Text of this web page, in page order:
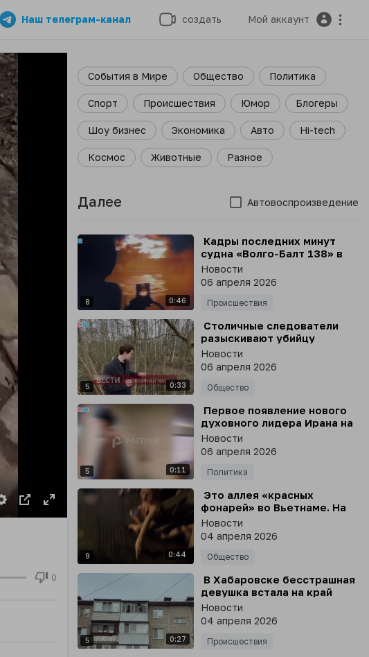
Наш телеграм-канал создать Мой аккаунт
fullscreen
События в Мире Общество Политика
Спорт Происшествия Юмор Блогеры
Шоу бизнес Экономика Авто Hi-tech
Космос Животные Разное
Далее Автовоспроизведение
8 0:46
⁣ Кадры последних минут
судна «Волго-Балт 138» в
Азовском море
Новости
06 апреля 2026
Происшествия
5 0:33
⁣ Столичные следователи
разыскивают убийцу
мужчины, тело которого
обнаружили в чемодане на
северо-востоке Москвы
Новости
06 апреля 2026
Общество
5 0:11
⁣ Первое появление нового
духовного лидера Ирана на
видео - и сразу с
координатами израильской
АЭС «Димона»
Новости
06 апреля 2026
Политика
9 0:44
⁣ Это аллея «красных
фонарей» во Вьетнаме. На
туриста сразу
набрасываются трансы* с
непристойными
предложениями
Новости
04 апреля 2026
Общество
5 0:27
⁣ В Хабаровске бесстрашная
девушка встала на край
балкона 5 этажа, чтобы
помыть окна
Новости
04 апреля 2026
Происшествия
0